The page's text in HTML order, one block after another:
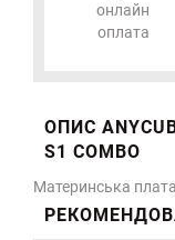
онлайн
оплата
ОПИС
S1 COMBO
Материнська